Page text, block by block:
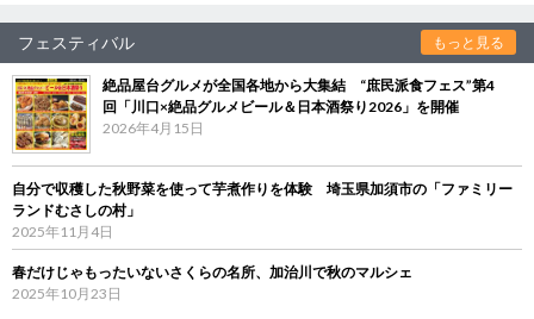
フェスティバル もっと見る
絶品屋台グルメが全国各地から大集結 “庶民派食フェス”第4
回「川口×絶品グルメビール＆日本酒祭り2026」を開催
2026年4月15日
自分で収穫した秋野菜を使って芋煮作りを体験 埼玉県加須市の「ファミリー
ランドむさしの村」
2025年11月4日
春だけじゃもったいないさくらの名所、加治川で秋のマルシェ
2025年10月23日